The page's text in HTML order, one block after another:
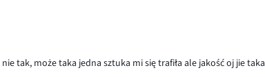
tak, może taka jedna sztuka mi się trafiła ale jakość oj jie taka